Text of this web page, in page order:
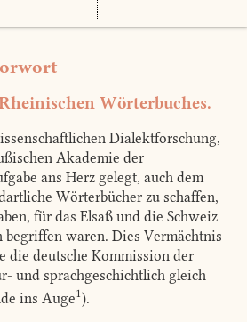
Wörterbuches.
Dialektforschung,
Akademie der
ans Herz gelegt, auch dem
Wörterbücher zu schaffen,
für das Elsaß und die Schweiz
begriffen waren. Dies Vermächtnis
die deutsche Kommission der
und sprachgeschichtlich gleich
ins Auge1).